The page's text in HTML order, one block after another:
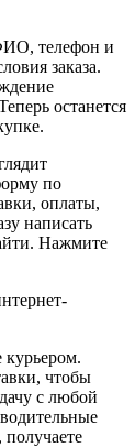
телефон и
заказа.
останется
по
оплаты,
написать
Нажмите
чтобы
с любой